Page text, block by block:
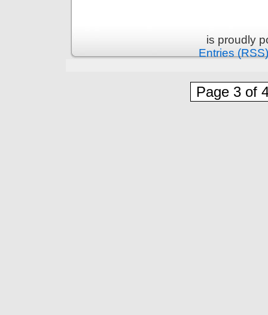
is proudly
Entries (RSS)
Page 3 of